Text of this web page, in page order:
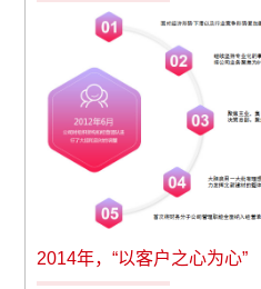
2014年，“以客户之心为心”